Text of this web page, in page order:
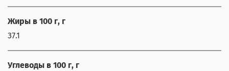
Жиры в 100 г, г
37.1
Углеводы в 100 г, г